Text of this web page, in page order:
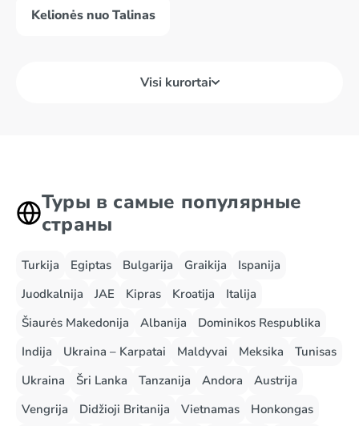
Kelionės nuo Talinas
Visi kurortai
Туры в самые популярные
страны
Turkija Egiptas Bulgarija Graikija
Ispanija
Juodkalnija
JAE Kipras Kroatija
Italija
Šiaurės Makedonija
Albanija
Dominikos Respublika
Indija
Ukraina – Karpatai Maldyvai Meksika
Tunisas
Ukraina
Šri Lanka Tanzanija Andora
Austrija
Vengrija
Didžioji Britanija Vietnamas
Honkongas